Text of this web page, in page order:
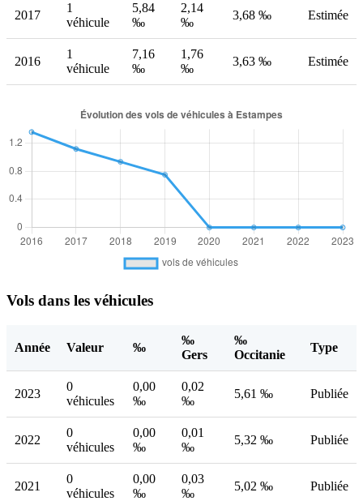
2017
1
véhicule
5,84
‰
2,14
‰
3,68 ‰ Estimée
2016
1
véhicule
7,16
‰
1,76
‰
3,63 ‰ Estimée
Vols dans les véhicules
Année Valeur ‰
‰
Gers
‰
Occitanie
Type
2023
0
véhicules
0,00
‰
0,02
‰
5,61 ‰ Publiée
2022
0
véhicules
0,00
‰
0,01
‰
5,32 ‰ Publiée
2021
0
véhicules
0,00
‰
0,03
‰
5,02 ‰ Publiée